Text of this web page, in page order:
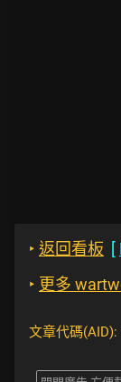
‣ 返回看板 [
‣ 更多
文章代碼(AID):